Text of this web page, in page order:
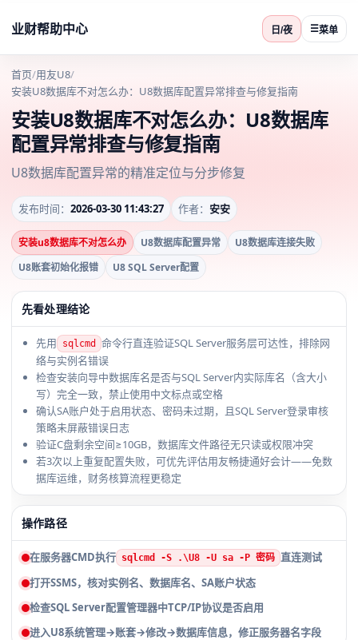
业财帮助中心 日/夜 ☰菜单
首页/用友U8/
安装U8数据库不对怎么办：U8数据库配置异常排查与修复指南
安装U8数据库不对怎么办：U8数据库
配置异常排查与修复指南
U8数据库配置异常的精准定位与分步修复
发布时间： 2026-03-30 11:43:27 作者： 安安
安装u8数据库不对怎么办 U8数据库配置异常
U8数据库连接失败
U8账套初始化报错
U8 SQL Server配置
先看处理结论
先用 sqlcmd
命令行直连验证SQL Server服务层可达性，排除网
络与实例名错误
检查安装向导中数据库名是否与SQL Server内实际库名（含大小
写）完全一致，禁止使用中文标点或空格
确认SA账户处于启用状态、密码未过期，且SQL Server登录审核
策略未屏蔽错误日志
验证C盘剩余空间≥10GB，数据库文件路径无只读或权限冲突
若3次以上重复配置失败，可优先评估用友畅捷通好会计——免数
据库运维，财务核算流程更稳定
操作路径
在服务器CMD执行 sqlcmd -S .\U8 -U sa -P 密码 直连测试
打开SSMS，核对实例名、数据库名、SA账户状态
检查SQL Server配置管理器中TCP/IP协议是否启用
进入U8系统管理→账套→修改→数据库信息，修正服务器名字段